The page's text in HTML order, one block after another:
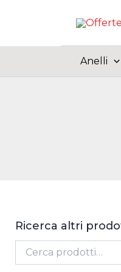
Anelli
Ricerca altri